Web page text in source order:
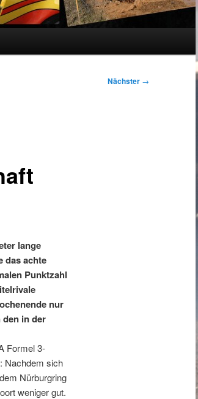
Nächster →
lange
das achte
Punktzahl
nur
den in der
Formel 3-
Nachdem sich
Nürburgring
weniger gut.